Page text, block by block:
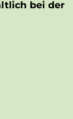
bei der